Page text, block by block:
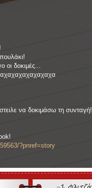
οι δοκιμές...
να δοκιμάσω τη συνταγή!
?pnref=story